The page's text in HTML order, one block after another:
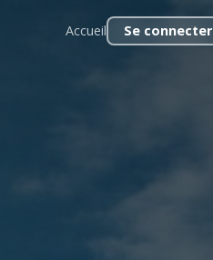
Accueil Se connecter